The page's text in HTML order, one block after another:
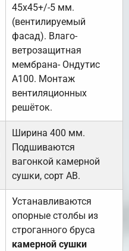
45х45+/-5 мм.
(вентилируемый
фасад). Влаго-
ветрозащитная
мембрана- Ондутис
А100. Монтаж
вентиляционных
решёток.
Ширина 400 мм.
Подшиваются
вагонкой камерной
сушки, сорт АВ.
Устанавливаются
опорные столбы из
строганного бруса
камерной сушки